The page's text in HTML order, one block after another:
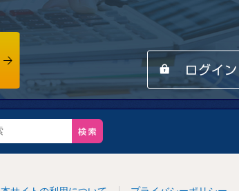
事務所の顧客開拓をサポート! （掲載・登録無料